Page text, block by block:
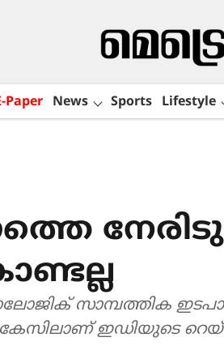
Paper News Sports Lifestyle
സാമ്പത്തിക
കേസിലാണ് ഇഡിയുടെ